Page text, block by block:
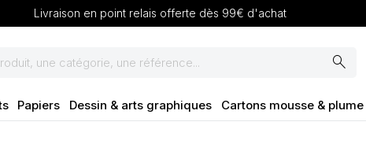
Livraison en point relais offerte dès 99€ d'achat
search
Papiers Dessin & arts graphiques Cartons mousse & plume